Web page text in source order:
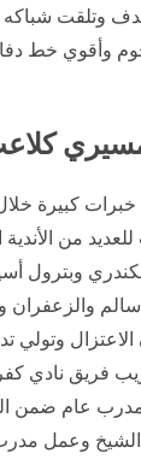
وأقوي خط
كبيرة
من
وبترول
سالم
وتولي
فريق نادي
مدرب عام ضمن
الشيخ وعمل